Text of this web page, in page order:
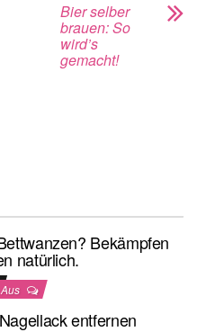
Bier selber
brauen: So
wird’s
gemacht!
Bekämpfen
natürlich.
Aus
entfernen